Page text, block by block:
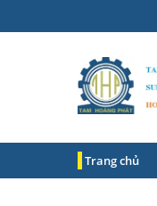
Trang chủ